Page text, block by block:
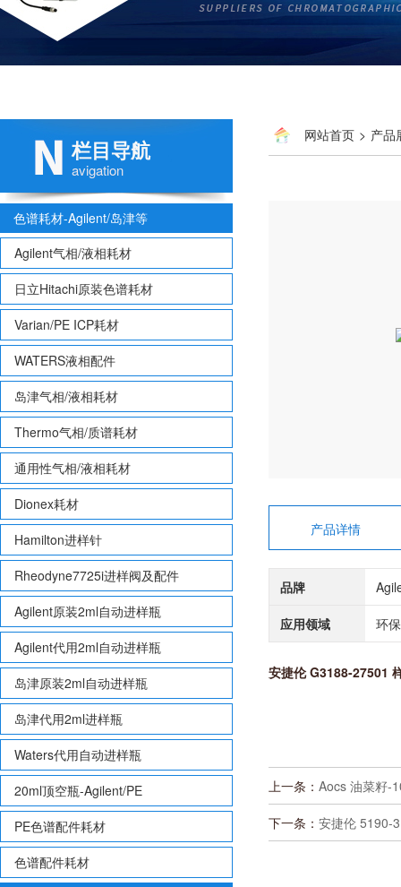
栏目导航
avigation
色谱耗材-Agilent/岛津等
Agilent气相/液相耗材
日立Hitachi原装色谱耗材
Varian/PE ICP耗材
WATERS液相配件
岛津气相/液相耗材
Thermo气相/质谱耗材
通用性气相/液相耗材
Dionex耗材
Hamilton进样针
Rheodyne7725i进样阀及配件
Agilent原装2ml自动进样瓶
Agilent代用2ml自动进样瓶
岛津原装2ml自动进样瓶
岛津代用2ml进样瓶
Waters代用自动进样瓶
20ml顶空瓶-Agilent/PE
PE色谱配件耗材
色谱配件耗材
网站首页 > 产品
产品详情
品牌
应用领域 环
安捷伦 G3188-27501
上一条： Aocs 油菜籽-
下一条： 安捷伦 5190-